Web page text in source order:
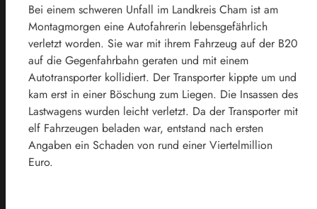
Bei einem schweren Unfall im Landkreis Cham ist am
Montagmorgen eine Autofahrerin lebensgefährlich
verletzt worden. Sie war mit ihrem Fahrzeug auf der B20
auf die Gegenfahrbahn geraten und mit einem
Autotransporter kollidiert. Der Transporter kippte um und
kam erst in einer Böschung zum Liegen. Die Insassen des
Lastwagens wurden leicht verletzt. Da der Transporter mit
elf Fahrzeugen beladen war, entstand nach ersten
Angaben ein Schaden von rund einer Viertelmillion
Euro.